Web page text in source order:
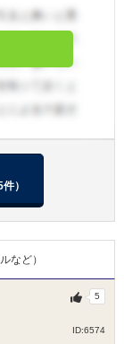
給を取り消しま
の支給を停止しま
金を受給した場
学金を取り消しま
必要があります。
意し，本奨学生
こと。
約書を提出する
すること。
と。
ときには，どち
，七村奨学金を
）
など）
ID:6574
5